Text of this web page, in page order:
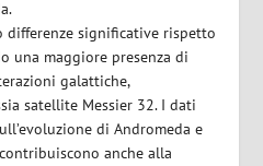
significative rispetto
una maggiore presenza di
galattiche,
satellite Messier 32. I dati
di Andromeda e
anche alla